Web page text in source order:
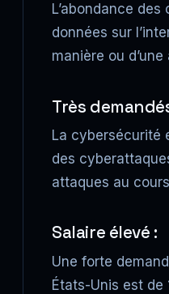
L’abondance
données sur
manière ou
Très
La cybersécurité
des
attaques au
Salaire élevé :
Une forte
États-Unis est